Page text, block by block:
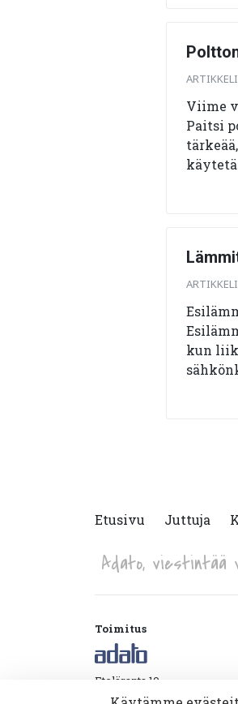
Viime
Paitsi
kun
Etusivu Juttuja
Adato, viestintää
Toimitus
Eteläranta 10
00130 Helsinki